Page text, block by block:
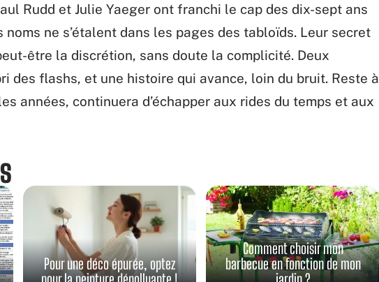
Rudd et Julie Yaeger ont franchi le cap des dix-sept ans
noms ne s’étalent dans les pages des tabloïds. Leur secret
être la discrétion, sans doute la complicité. Deux
des flashs, et une histoire qui avance, loin du bruit. Reste à
années, continuera d’échapper aux rides du temps et aux
Pour une déco épurée, optez
Comment choisir mon
barbecue en fonction de mon